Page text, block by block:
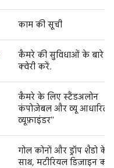
काम की सूची
कैमरे की सुविधाओं के बारे में
क्वेरी करें.
कैमरे के लिए स्टैंडअलोन
कंपोज़ेबल और व्यू आधारित
व्यूफ़ाइंडर"
गोल कोनों और ड्रॉप शैडो के
साथ, मटीरियल डिज़ाइन कार्ड